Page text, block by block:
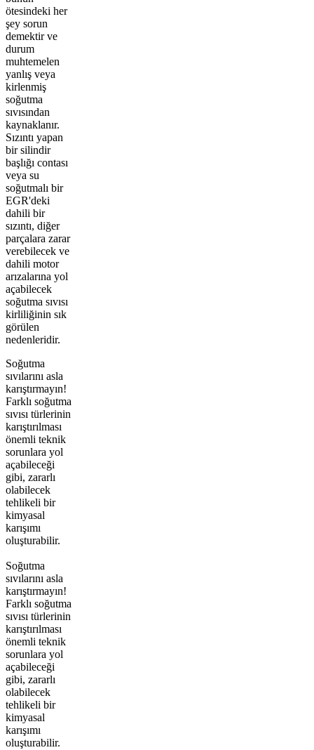
ötesindeki her
şey sorun
demektir ve
durum
muhtemelen
yanlış veya
kirlenmiş
soğutma
sıvısından
kaynaklanır.
Sızıntı yapan
bir silindir
başlığı contası
veya su
soğutmalı bir
EGR'deki
dahili bir
sızıntı, diğer
parçalara zarar
verebilecek ve
dahili motor
arızalarına yol
açabilecek
soğutma sıvısı
kirliliğinin sık
görülen
nedenleridir.
Soğutma
sıvılarını asla
karıştırmayın!
Farklı soğutma
sıvısı türlerinin
karıştırılması
önemli teknik
sorunlara yol
açabileceği
gibi, zararlı
olabilecek
tehlikeli bir
kimyasal
karışımı
oluşturabilir.
Soğutma
sıvılarını asla
karıştırmayın!
Farklı soğutma
sıvısı türlerinin
karıştırılması
önemli teknik
sorunlara yol
açabileceği
gibi, zararlı
olabilecek
tehlikeli bir
kimyasal
karışımı
oluşturabilir.